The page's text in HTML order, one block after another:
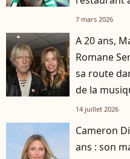
7 mars 2026
A 20 ans,
Romane
sa route
de la
14 juillet 2026
Cameron
ans : son